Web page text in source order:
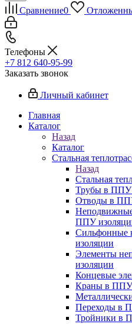
Сравнение0
Телефоны
+7 812 640-95-99
Заказать звонок
Личный кабинет
Главная
Каталог
Назад
Каталог
Стальная
Назад
Стальная
Трубы в ППУ
Отводы в
ППУ
изоляции
Элементы
изоляции
Концевые
Краны в ППУ
Переходы в
Тройники в